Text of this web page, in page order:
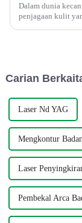
Dalam dunia
penjagaan kulit
dipercayai dalam
1999...
Carian
Laser Nd YAG
Mengkontur
Laser
Pembekal Arca